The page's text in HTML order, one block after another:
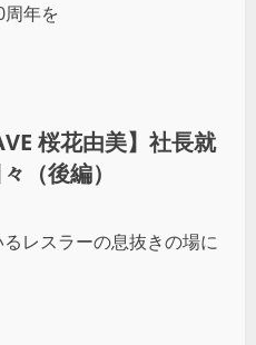
年を
桜花由美】社長就
（後編）
レスラーの息抜きの場に